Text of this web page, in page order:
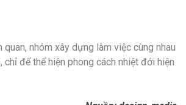
quan, nhóm xây dựng làm việc cùng nhau
để thể hiện phong cách nhiệt đới hiện